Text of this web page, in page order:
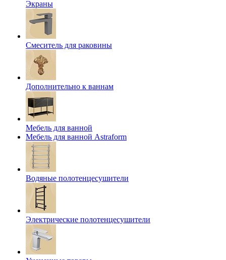
Экраны
Смеситель для раковины
Дополнительно к ваннам
Мебель для ванной
Мебель для ванной Astraform
Водяные полотенцесушители
Электрические полотенцесушители